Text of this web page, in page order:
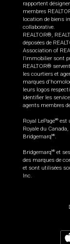
rapportent
membres
location de biens
collaborative.
REALTOR®,
déposées de
Association of
l’immobilier sont
REALTOR®
les courtiers et
marques
leurs logos
identifier les
agents membres
Royal LePageMD est
Royale du
BridgemarqMD.
BridgemarqMD et
des marques de
et sont utilisées
Inc.